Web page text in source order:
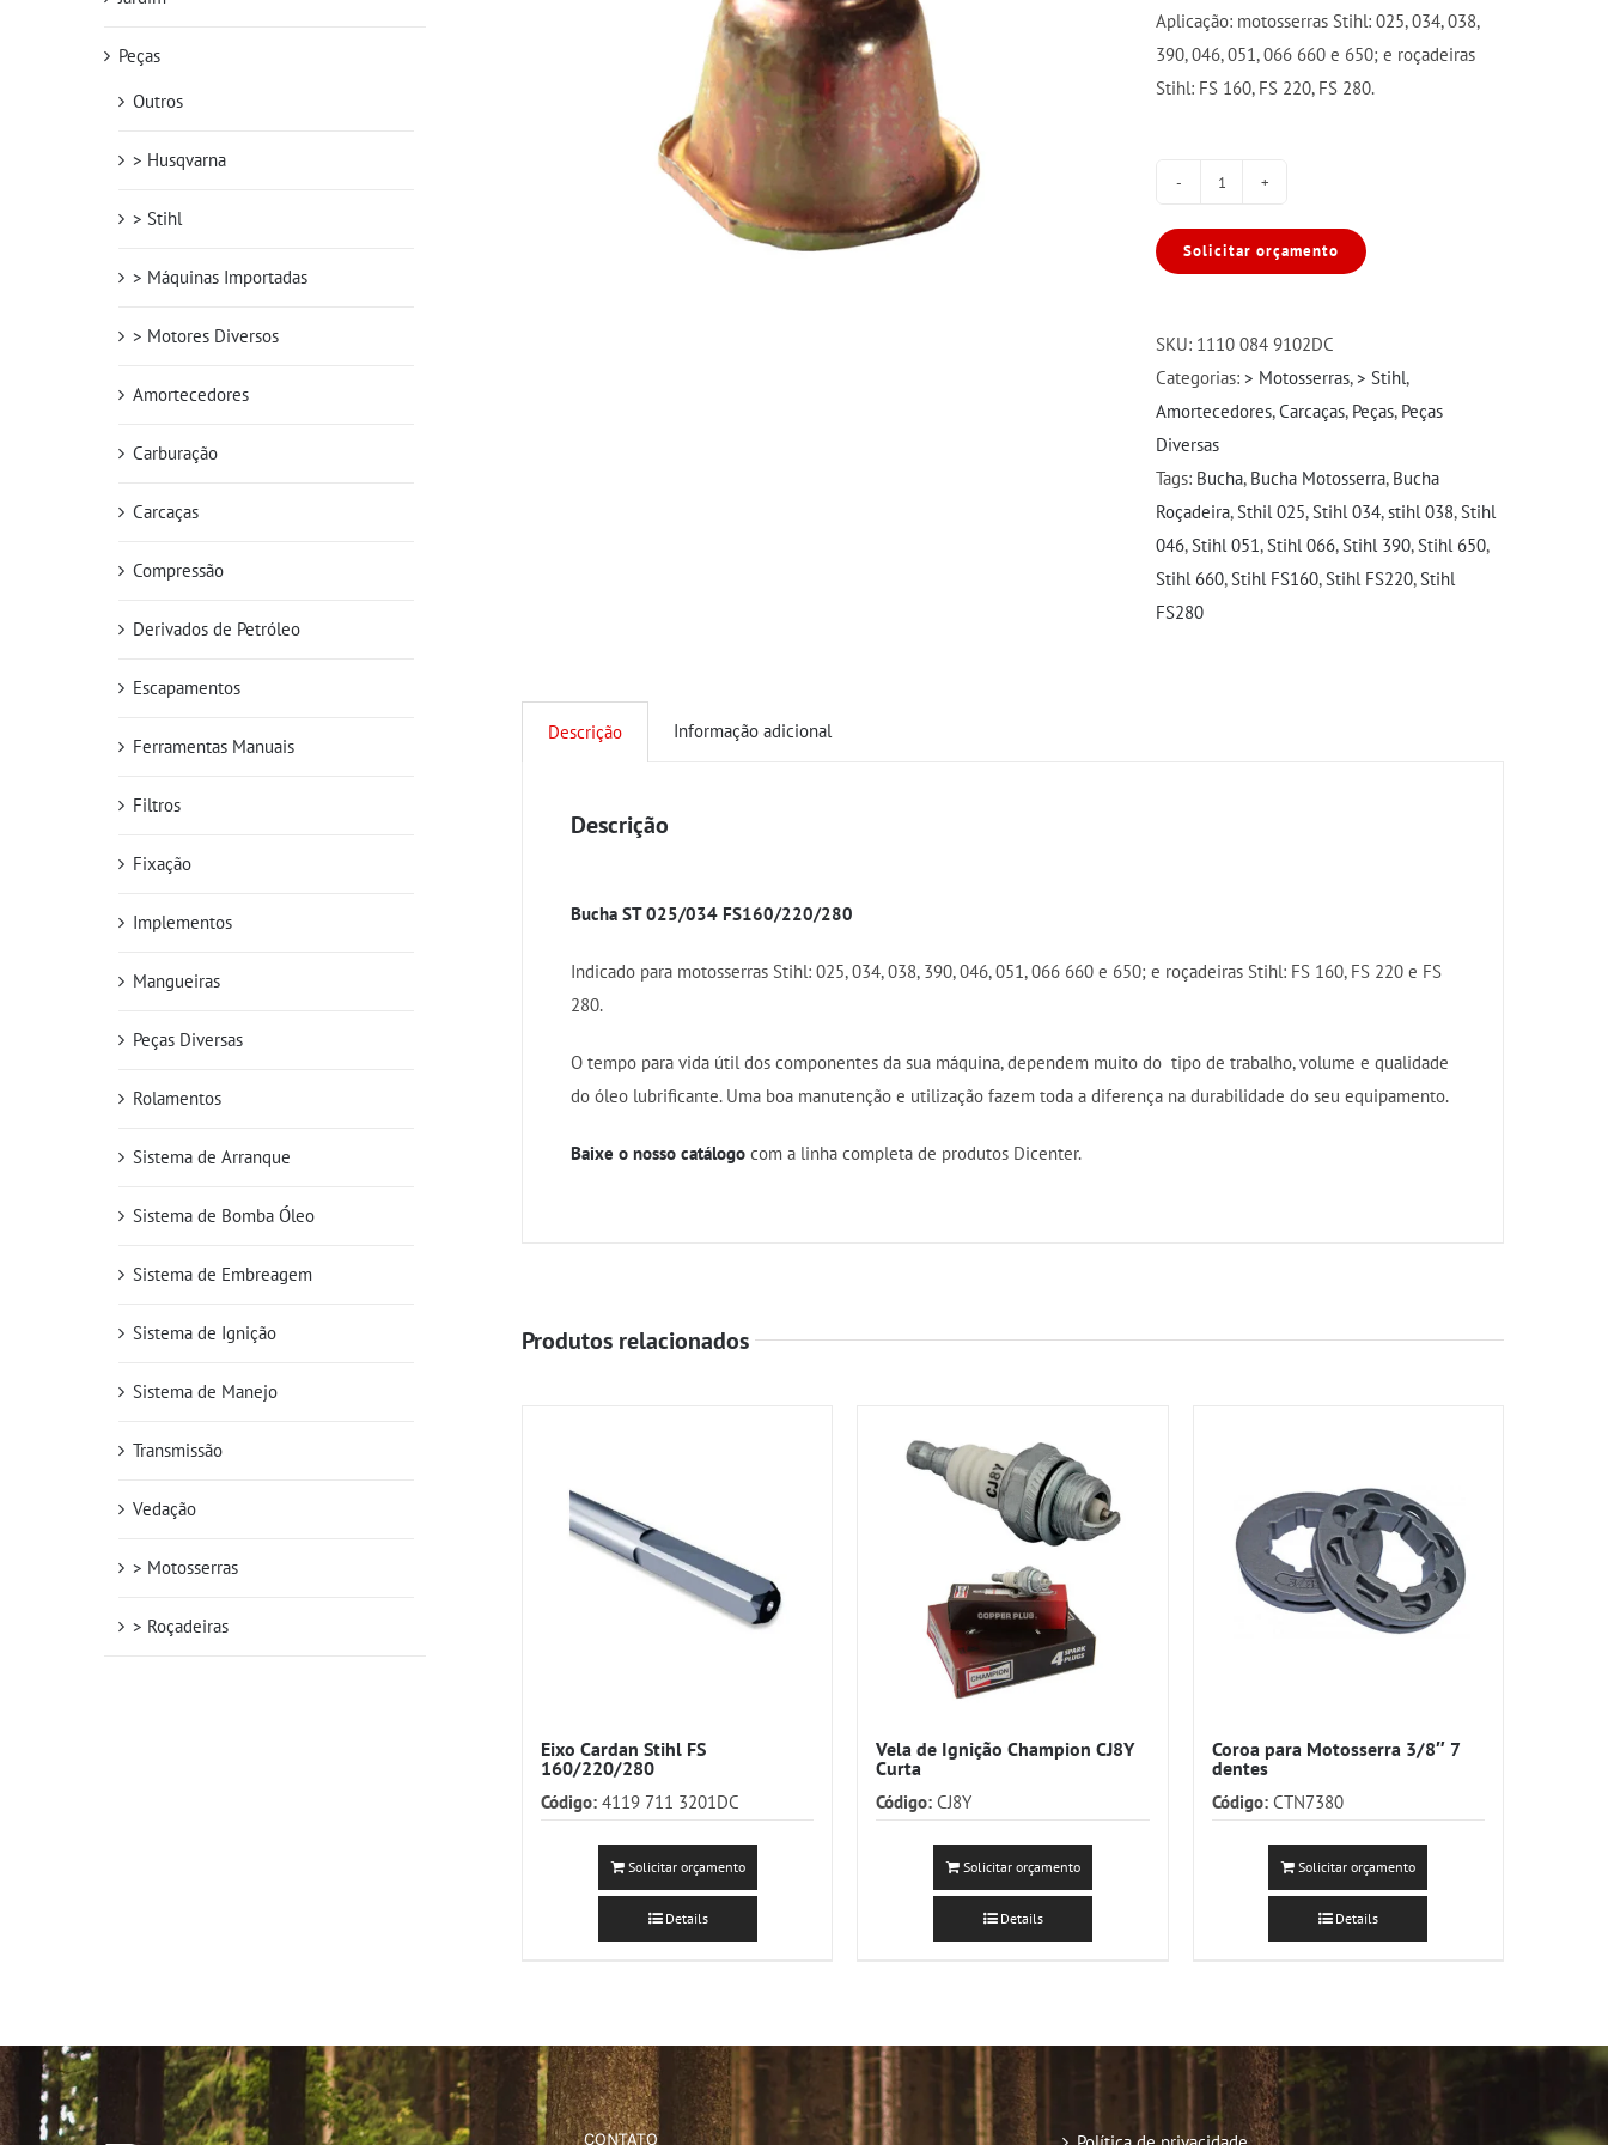
Aplicação: motosserras Stihl: 025, 034, 038,
390, 046, 051, 066 660 e 650; e roçadeiras
Stihl: FS 160, FS 220, FS 280.
ST
025/034
Solicitar orçamento
SKU: 1110 084 9102DC
Categorias:> Motosserras,> Stihl,
Amortecedores,Carcaças, Peças, Peças
Diversas
Tags: Bucha, Bucha Motosserra, Bucha
Roçadeira,Sthil 025,Stihl 034,stihl 038,Stihl
046,Stihl 051,Stihl 066,Stihl 390,Stihl 650,
Stihl 660,Stihl FS160,Stihl FS220,Stihl
FS280
Descrição Informação adicional
Descrição
Bucha ST 025/034 FS160/220/280
Indicado para motosserras Stihl: 025, 034, 038, 390, 046, 051, 066 660 e 650; e roçadeiras Stihl: FS 160, FS 220 e FS
280.
O tempo para vida útil dos componentes da sua máquina, dependem muito do tipo de trabalho, volume e qualidade
do óleo lubrificante. Uma boa manutenção e utilização fazem toda a diferença na durabilidade do seu equipamento.
Baixe o nosso catálogo com a linha completa de produtos Dicenter.
Produtos relacionados
Eixo Cardan Stihl FS
160/220/280
Código: 4119 711 3201DC
Solicitar orçamento
Details
Vela de Ignição Champion CJ8Y
Curta
Código: CJ8Y
Solicitar orçamento
Details
Coroa para Motosserra 3/8″ 7
dentes
Código:CTN7380
Solicitar orçamento
Details
Peças
Outros
> Husqvarna
> Stihl
> Máquinas Importadas
> Motores Diversos
Amortecedores
Carburação
Carcaças
Compressão
Derivados de Petróleo
Escapamentos
Ferramentas Manuais
Filtros
Fixação
Implementos
Mangueiras
Peças Diversas
Rolamentos
Sistema de Arranque
Sistema de Bomba Óleo
Sistema de Embreagem
Sistema de Ignição
Sistema de Manejo
Transmissão
Vedação
> Motosserras
> Roçadeiras
CONTATO